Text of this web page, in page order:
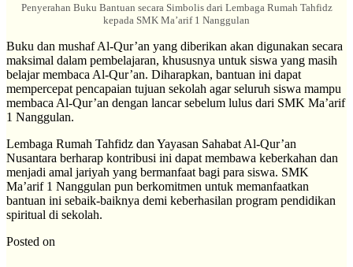
Penyerahan Buku Bantuan secara Simbolis dari Lembaga Rumah Tahfidz
kepada SMK Ma’arif 1 Nanggulan
Buku dan mushaf Al-Qur’an yang diberikan akan digunakan secara
maksimal dalam pembelajaran, khususnya untuk siswa yang masih
belajar membaca Al-Qur’an. Diharapkan, bantuan ini dapat
mempercepat pencapaian tujuan sekolah agar seluruh siswa mampu
membaca Al-Qur’an dengan lancar sebelum lulus dari SMK Ma’arif
1 Nanggulan.
Lembaga Rumah Tahfidz dan Yayasan Sahabat Al-Qur’an
Nusantara berharap kontribusi ini dapat membawa keberkahan dan
menjadi amal jariyah yang bermanfaat bagi para siswa. SMK
Ma’arif 1 Nanggulan pun berkomitmen untuk memanfaatkan
bantuan ini sebaik-baiknya demi keberhasilan program pendidikan
spiritual di sekolah.
Posted on